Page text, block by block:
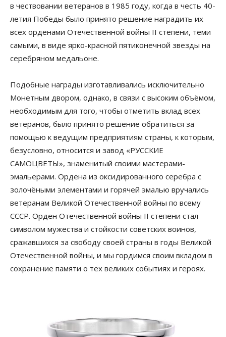
в чествовании ветеранов в 1985 году, когда в честь 40-
летия Победы было принято решение наградить их
всех орденами Отечественной войны II степени, теми
самыми, в виде ярко-красной пятиконечной звезды на
серебряном медальоне.
Подобные награды изготавливались исключительно
Монетным двором, однако, в связи с высоким объёмом,
необходимым для того, чтобы отметить вклад всех
ветеранов, было принято решение обратиться за
помощью к ведущим предприятиям страны, к которым,
безусловно, относится и завод «РУССКИЕ
САМОЦВЕТЫ», знаменитый своими мастерами-
эмальерами. Ордена из оксидированного серебра с
золочёными элементами и горячей эмалью вручались
ветеранам Великой Отечественной войны по всему
СССР. Орден Отечественной войны II степени стал
символом мужества и стойкости советских воинов,
сражавшихся за свободу своей страны в годы Великой
Отечественной войны, и мы гордимся своим вкладом в
сохранение памяти о тех великих событиях и героях.